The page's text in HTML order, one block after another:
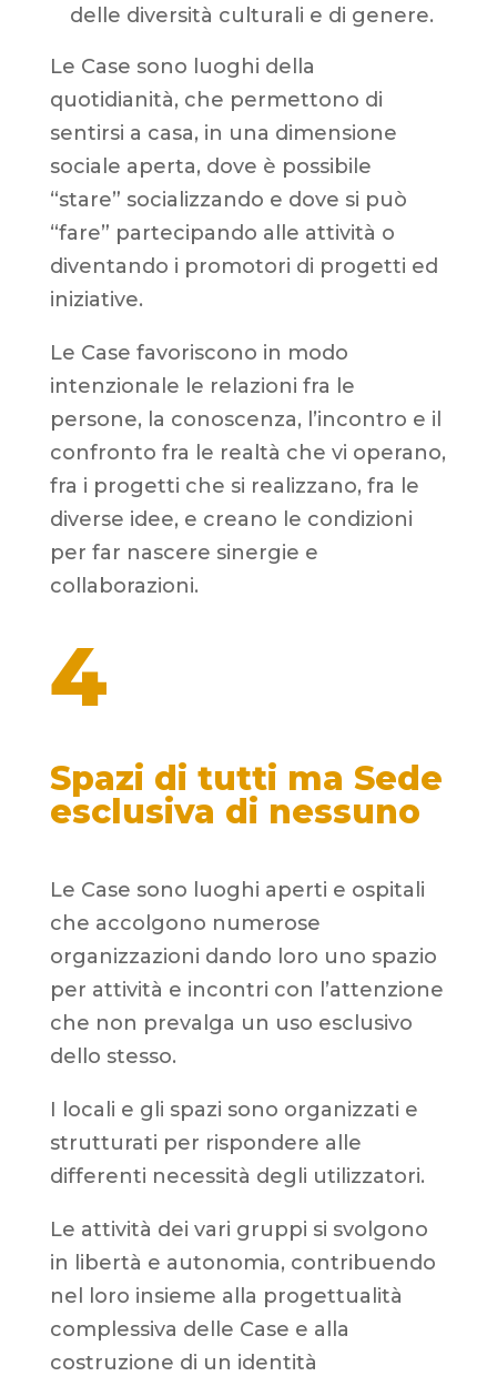
delle diversità culturali e di genere.
Le Case sono luoghi della
quotidianità, che permettono di
sentirsi a casa, in una dimensione
sociale aperta, dove è possibile
“stare” socializzando e dove si può
“fare” partecipando alle attività o
diventando i promotori di progetti ed
iniziative.
Le Case favoriscono in modo
intenzionale le relazioni fra le
persone, la conoscenza, l’incontro e il
confronto fra le realtà che vi operano,
fra i progetti che si realizzano, fra le
diverse idee, e creano le condizioni
per far nascere sinergie e
collaborazioni.
4
Spazi di tutti ma Sede
esclusiva di nessuno
Le Case sono luoghi aperti e ospitali
che accolgono numerose
organizzazioni dando loro uno spazio
per attività e incontri con l’attenzione
che non prevalga un uso esclusivo
dello stesso.
I locali e gli spazi sono organizzati e
strutturati per rispondere alle
differenti necessità degli utilizzatori.
Le attività dei vari gruppi si svolgono
in libertà e autonomia, contribuendo
nel loro insieme alla progettualità
complessiva delle Case e alla
costruzione di un identità